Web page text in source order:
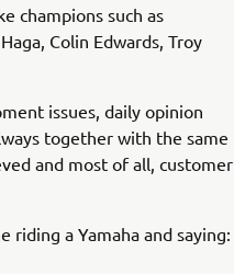
champions such as
Colin Edwards, Troy
issues, daily opinion
together with the same
and most of all, customer
a Yamaha and saying: